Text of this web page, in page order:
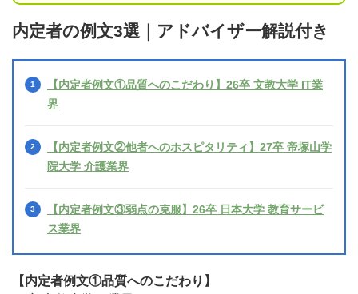
内定者の例文3選｜アドバイザー解説付き
【内定者例文①品質へのこだわり】26卒 文教大学 IT業
界
【内定者例文②他者へのホスピタリティ】27卒 帝塚山学
院大学 介護業界
【内定者例文③弱点の克服】26卒 日本大学 教育サービ
ス業界
【内定者例文①品質へのこだわり】